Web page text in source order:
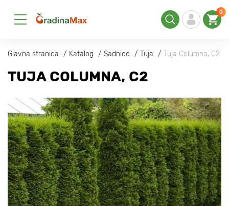
0
Glavna stranica Katalog Sadnice Tuja Tuja Columna, C2
TUJA COLUMNA, C2